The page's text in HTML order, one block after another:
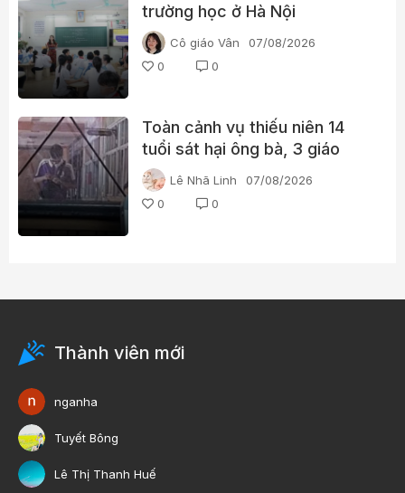
trường học ở Hà Nội
Cô giáo Vân
07/08/2026
0
0
Toàn cảnh vụ thiếu niên 14
tuổi sát hại ông bà, 3 giáo
viên và 3 học sinh
Lê Nhã Linh
07/08/2026
0
0
Thành viên mới
nganha
Tuyết Bông
Lê Thị Thanh Huế